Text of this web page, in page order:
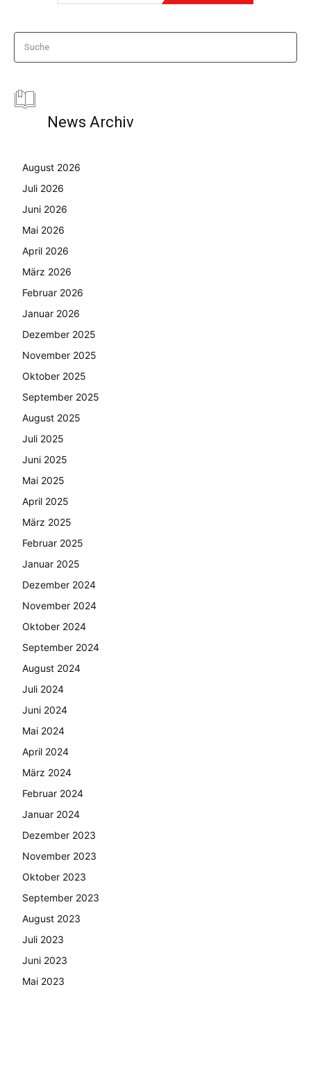
Suche
News Archiv
August 2026
Juli 2026
Juni 2026
Mai 2026
April 2026
März 2026
Februar 2026
Januar 2026
Dezember 2025
November 2025
Oktober 2025
September 2025
August 2025
Juli 2025
Juni 2025
Mai 2025
April 2025
März 2025
Februar 2025
Januar 2025
Dezember 2024
November 2024
Oktober 2024
September 2024
August 2024
Juli 2024
Juni 2024
Mai 2024
April 2024
März 2024
Februar 2024
Januar 2024
Dezember 2023
November 2023
Oktober 2023
September 2023
August 2023
Juli 2023
Juni 2023
Mai 2023